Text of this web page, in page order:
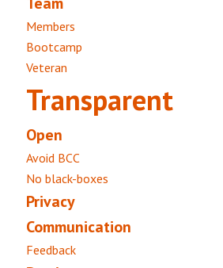
Members
Bootcamp
Veteran
Transparent
Open
Avoid BCC
No black-boxes
Privacy
Communication
Feedback